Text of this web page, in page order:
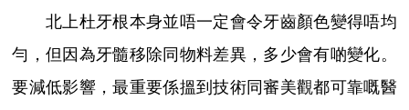
北上杜牙根本身並唔一定會令牙齒顏色變得唔均
勻，但因為牙髓移除同物料差異，多少會有啲變化。
要減低影響，最重要係搵到技術同審美觀都可靠嘅醫